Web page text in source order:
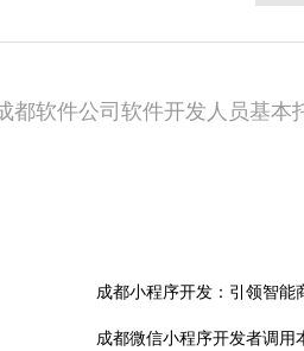
都软件公司软件开发人员基本
成都小程序开发：引领智能